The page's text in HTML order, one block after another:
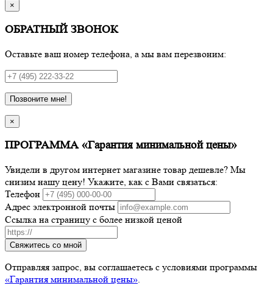
×
ОБРАТНЫЙ ЗВОНОК
Оставьте ваш номер телефона, а мы вам перезвоним:
Позвоните мне!
×
ПРОГРАММА «Гарантия минимальной цены»
Увидели в другом интернет магазине товар дешевле? Мы
снизим нашу цену! Укажите, как с Вами связаться:
Телефон
Адрес электронной почты
Ссылка на страницу с более низкой ценой
Свяжитесь со мной
Отправляя запрос, вы соглашаетесь с условиями программы
«Гарантия минимальной цены».